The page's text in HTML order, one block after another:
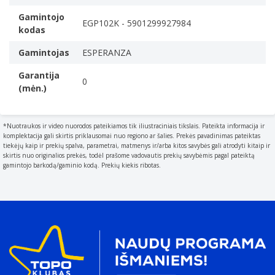
wood
Guma
Žaidimo pelės padėkliukas
A padded cushion placed in front of a computer
keyboard to rest your wrists on when typing.
Produkto spalva
The colour e.g. red
Juoda
Patogus dizainas
Plotis
300 mm
Ilgis
Gamintojo
kodas
EGP102K - 5901299927984
Gamintojas
ESPERANZA
Garantija
(mėn.)
0
*Nuotraukos ir video nuorodos pateikiamos tik iliustraciniais tikslais. Pateikta informacija ir
komplektacija gali skirtis priklausomai nuo regiono ar šalies. Prekės pavadinimas pateiktas
tiekėjų kaip ir prekių spalva, parametrai, matmenys ir/arba kitos savybės gali atrodyti kitaip ir
skirtis nuo originalios prekės, todėl prašome vadovautis prekių savybėmis pagal pateiktą
gamintojo barkodą/gaminio kodą. Prekių kiekis ribotas.